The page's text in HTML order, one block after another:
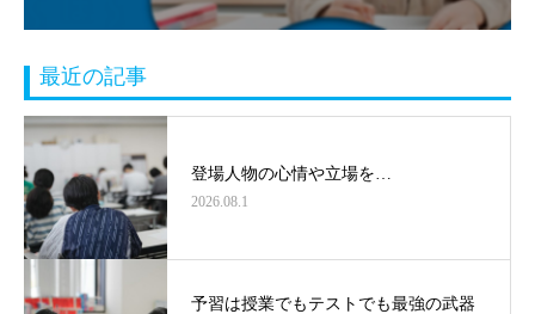
最近の記事
登場人物の心情や立場を…
2026.08.1
予習は授業でもテストでも最強の武器